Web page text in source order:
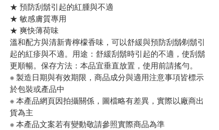
★ 預防刮鬍引起的紅腫與不適
★ 敏感膚質專用
★ 爽快薄荷味
溫和配方與清新青檸檬香味，可以舒緩與預防刮鬍∕剃鬍引
起的紅疹與不適。用途：舒緩刮鬍時引起的不適，使刮鬍
更順暢。保存方法：本品宜垂直放置，使用前請搖勻。
※ 製造日期與有效期限，商品成分與適用注意事項皆標示
於包裝或產品中
※ 本產品網頁因拍攝關係，圖檔略有差異，實際以廠商出
貨為主
※ 本產品文案若有變動敬請參照實際商品為準